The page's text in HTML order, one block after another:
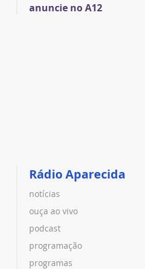
anuncie no A12
Rádio Aparecida
notícias
ouça ao vivo
podcast
programação
programas